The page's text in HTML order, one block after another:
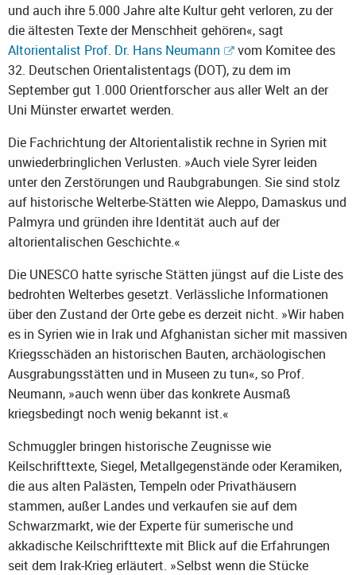
und auch ihre 5.000 Jahre alte Kultur geht verloren, zu der
die ältesten Texte der Menschheit gehören«, sagt
Altorientalist Prof. Dr. Hans Neumann
vom Komitee des
32. Deutschen Orientalistentags (DOT), zu dem im
September gut 1.000 Orientforscher aus aller Welt an der
Uni Münster erwartet werden.
Die Fachrichtung der Altorientalistik rechne in Syrien mit
unwiederbringlichen Verlusten. »Auch viele Syrer leiden
unter den Zerstörungen und Raubgrabungen. Sie sind stolz
auf historische Welterbe-Stätten wie Aleppo, Damaskus und
Palmyra und gründen ihre Identität auch auf der
altorientalischen Geschichte.«
Die UNESCO hatte syrische Stätten jüngst auf die Liste des
bedrohten Welterbes gesetzt. Verlässliche Informationen
über den Zustand der Orte gebe es derzeit nicht. »Wir haben
es in Syrien wie in Irak und Afghanistan sicher mit massiven
Kriegsschäden an historischen Bauten, archäologischen
Ausgrabungsstätten und in Museen zu tun«, so Prof.
Neumann, »auch wenn über das konkrete Ausmaß
kriegsbedingt noch wenig bekannt ist.«
Schmuggler bringen historische Zeugnisse wie
Keilschrifttexte, Siegel, Metallgegenstände oder Keramiken,
die aus alten Palästen, Tempeln oder Privathäusern
stammen, außer Landes und verkaufen sie auf dem
Schwarzmarkt, wie der Experte für sumerische und
akkadische Keilschrifttexte mit Blick auf die Erfahrungen
seit dem Irak-Krieg erläutert. »Selbst wenn die Stücke